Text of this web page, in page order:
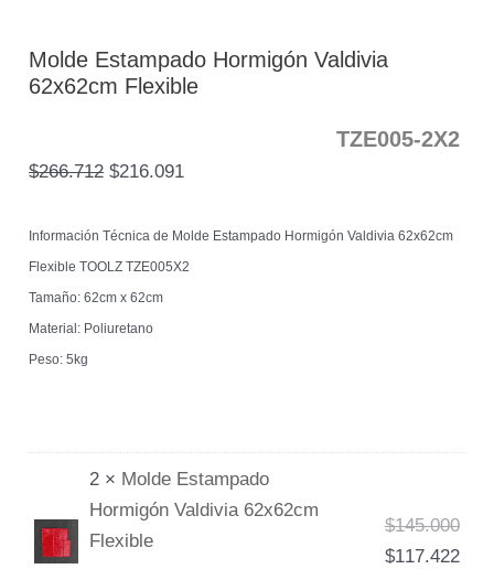
Molde Estampado Hormigón Valdivia
62x62cm Flexible
TZE005-2X2
$266.712 $216.091
Información Técnica de Molde Estampado Hormigón Valdivia 62x62cm
Flexible TOOLZ TZE005X2
Tamaño: 62cm x 62cm
Material: Poliuretano
Peso: 5kg
2 × Molde Estampado
Hormigón Valdivia 62x62cm
Flexible
$145.000
$117.422